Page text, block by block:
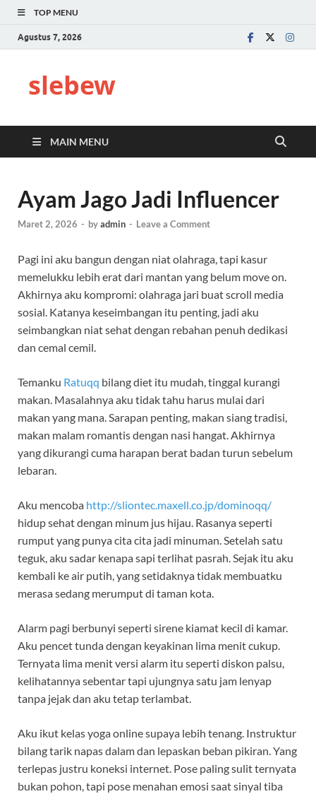
TOP MENU
Agustus 7, 2026
slebew
MAIN MENU
Ayam Jago Jadi Influencer
Maret 2, 2026 - byadmin - Leave a Comment
Pagi ini aku bangun dengan niat olahraga, tapi kasur
memelukku lebih erat dari mantan yang belum move on.
Akhirnya aku kompromi: olahraga jari buat scroll media
sosial. Katanya keseimbangan itu penting, jadi aku
seimbangkan niat sehat dengan rebahan penuh dedikasi
dan cemal cemil.
Temanku Ratuqq bilang diet itu mudah, tinggal kurangi
makan. Masalahnya aku tidak tahu harus mulai dari
makan yang mana. Sarapan penting, makan siang tradisi,
makan malam romantis dengan nasi hangat. Akhirnya
yang dikurangi cuma harapan berat badan turun sebelum
lebaran.
Aku mencoba http://sliontec.maxell.co.jp/dominoqq/
hidup sehat dengan minum jus hijau. Rasanya seperti
rumput yang punya cita cita jadi minuman. Setelah satu
teguk, aku sadar kenapa sapi terlihat pasrah. Sejak itu aku
kembali ke air putih, yang setidaknya tidak membuatku
merasa sedang merumput di taman kota.
Alarm pagi berbunyi seperti sirene kiamat kecil di kamar.
Aku pencet tunda dengan keyakinan lima menit cukup.
Ternyata lima menit versi alarm itu seperti diskon palsu,
kelihatannya sebentar tapi ujungnya satu jam lenyap
tanpa jejak dan aku tetap terlambat.
Aku ikut kelas yoga online supaya lebih tenang. Instruktur
bilang tarik napas dalam dan lepaskan beban pikiran. Yang
terlepas justru koneksi internet. Pose paling sulit ternyata
bukan pohon, tapi pose menahan emosi saat sinyal tiba